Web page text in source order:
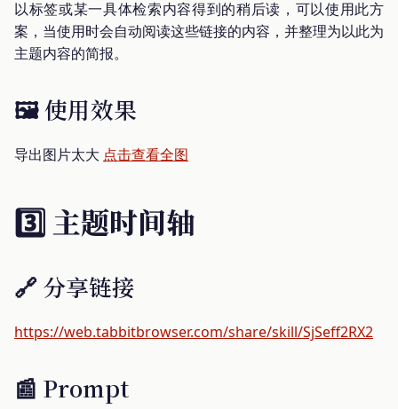
以标签或某一具体检索内容得到的稍后读，可以使用此方
案，当使用时会自动阅读这些链接的内容，并整理为以此为
主题内容的简报。
🖼️ 使用效果
导出图片太大 点击查看全图
3️⃣ 主题时间轴
🔗 分享链接
https://web.tabbitbrowser.com/share/skill/SjSeff2RX2
📰 Prompt